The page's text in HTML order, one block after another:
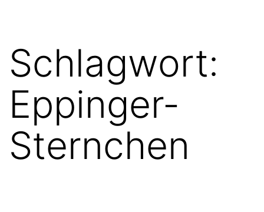
Schlagwort:
Eppinger-
Sternchen